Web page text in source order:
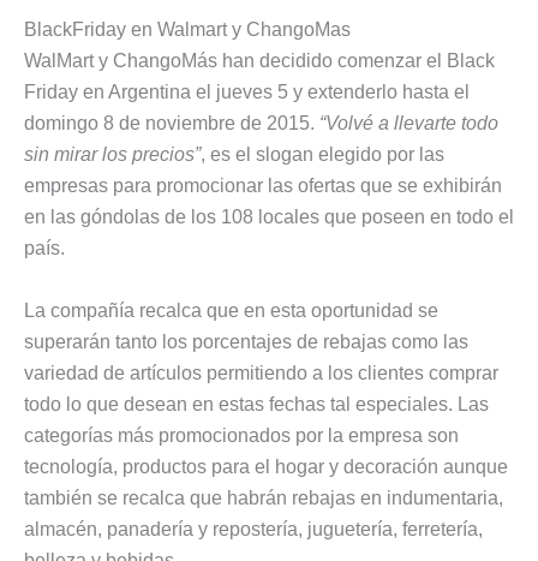
BlackFriday en Walmart y ChangoMas
WalMart y ChangoMás han decidido comenzar el Black
Friday en Argentina el jueves 5 y extenderlo hasta el
domingo 8 de noviembre de 2015. “Volvé a llevarte todo
sin mirar los precios”, es el slogan elegido por las
empresas para promocionar las ofertas que se exhibirán
en las góndolas de los 108 locales que poseen en todo el
país.
La compañía recalca que en esta oportunidad se
superarán tanto los porcentajes de rebajas como las
variedad de artículos permitiendo a los clientes comprar
todo lo que desean en estas fechas tal especiales. Las
categorías más promocionados por la empresa son
tecnología, productos para el hogar y decoración aunque
también se recalca que habrán rebajas en indumentaria,
almacén, panadería y repostería, juguetería, ferretería,